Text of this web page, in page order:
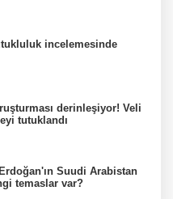
incelemesinde
derinleşiyor! Veli
tutuklandı
Suudi Arabistan
temaslar var?